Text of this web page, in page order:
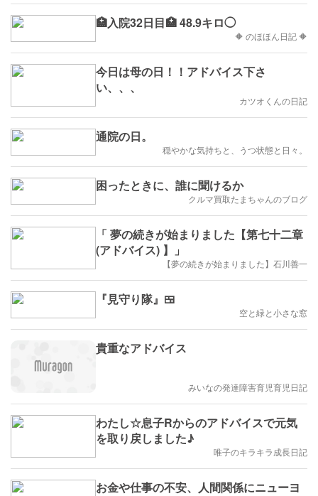
🏥入院32日目🏥 48.9キロ◯
🔶 のほほん日記 🔶
今日は母の日！！アドバイス下さ
い、、、
カツオくんの日記
通院の日。
穏やかな気持ちと、うつ状態と日々。
困ったときに、誰に聞けるか
クルマ買取たまちゃんのブログ
「 夢の続きが始まりました【第七十二章
(アドバイス) 】」
【夢の続きが始まりました】石川善一
『見守り隊』🍱
空と緑と小さな窓
貴重なアドバイス
みいなの発達障害育児育児日記
わたし☆息子Rからのアドバイスで元気
を取り戻しました♪
唯子のキラキラ成長日記
お金や仕事の不安、人間関係にニューヨ